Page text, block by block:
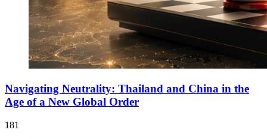
Navigating Neutrality: Thailand and China in the
Age of a New Global Order
181